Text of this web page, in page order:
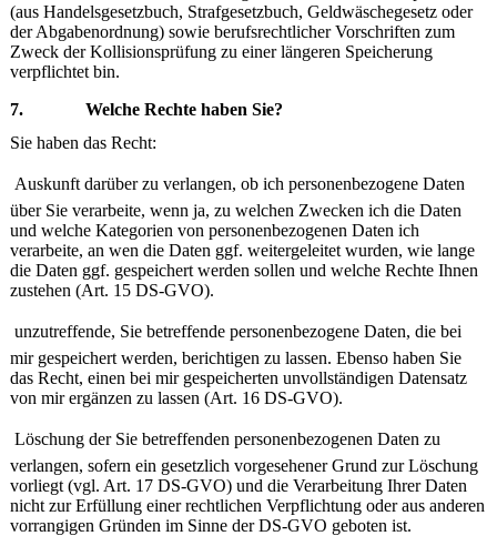
(aus Handelsgesetzbuch, Strafgesetzbuch, Geldwäschegesetz oder
der Abgabenordnung) sowie berufsrechtlicher Vorschriften zum
Zweck der Kollisionsprüfung zu einer längeren Speicherung
verpflichtet bin.
7. Welche Rechte haben Sie?
Sie haben das Recht:
Auskunft darüber zu verlangen, ob ich personenbezogene Daten
über Sie verarbeite, wenn ja, zu welchen Zwecken ich die Daten
und welche Kategorien von personenbezogenen Daten ich
verarbeite, an wen die Daten ggf. weitergeleitet wurden, wie lange
die Daten ggf. gespeichert werden sollen und welche Rechte Ihnen
zustehen (Art. 15 DS-GVO).
unzutreffende, Sie betreffende personenbezogene Daten, die bei
mir gespeichert werden, berichtigen zu lassen. Ebenso haben Sie
das Recht, einen bei mir gespeicherten unvollständigen Datensatz
von mir ergänzen zu lassen (Art. 16 DS-GVO).
Löschung der Sie betreffenden personenbezogenen Daten zu
verlangen, sofern ein gesetzlich vorgesehener Grund zur Löschung
vorliegt (vgl. Art. 17 DS-GVO) und die Verarbeitung Ihrer Daten
nicht zur Erfüllung einer rechtlichen Verpflichtung oder aus anderen
vorrangigen Gründen im Sinne der DS-GVO geboten ist.